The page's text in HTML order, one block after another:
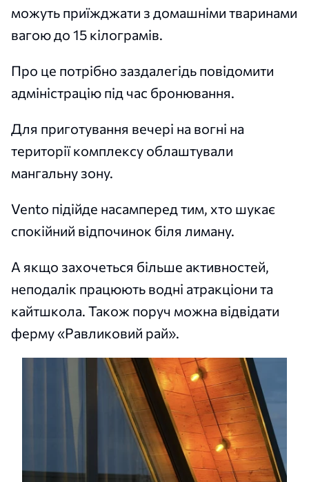
можуть приїжджати з домашніми тваринами
вагою до 15 кілограмів.
Про це потрібно заздалегідь повідомити
адміністрацію під час бронювання.
Для приготування вечері на вогні на
території комплексу облаштували
мангальну зону.
Vento підійде насамперед тим, хто шукає
спокійний відпочинок біля лиману.
А якщо захочеться більше активностей,
неподалік працюють водні атракціони та
кайтшкола. Також поруч можна відвідати
ферму «Равликовий рай».